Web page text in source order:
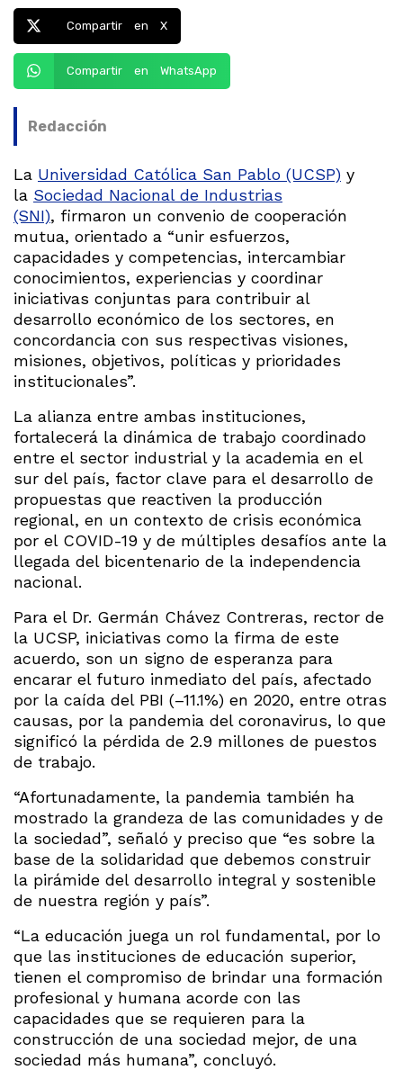
Compartir en X
Compartir en WhatsApp
Redacción
La Universidad Católica San Pablo (UCSP) y
la Sociedad Nacional de Industrias
(SNI), firmaron un convenio de cooperación
mutua, orientado a “unir esfuerzos,
capacidades y competencias, intercambiar
conocimientos, experiencias y coordinar
iniciativas conjuntas para contribuir al
desarrollo económico de los sectores, en
concordancia con sus respectivas visiones,
misiones, objetivos, políticas y prioridades
institucionales”.
La alianza entre ambas instituciones,
fortalecerá la dinámica de trabajo coordinado
entre el sector industrial y la academia en el
sur del país, factor clave para el desarrollo de
propuestas que reactiven la producción
regional, en un contexto de crisis económica
por el COVID-19 y de múltiples desafíos ante la
llegada del bicentenario de la independencia
nacional.
Para el Dr. Germán Chávez Contreras, rector de
la UCSP, iniciativas como la firma de este
acuerdo, son un signo de esperanza para
encarar el futuro inmediato del país, afectado
por la caída del PBI (–11.1%) en 2020, entre otras
causas, por la pandemia del coronavirus, lo que
significó la pérdida de 2.9 millones de puestos
de trabajo.
“Afortunadamente, la pandemia también ha
mostrado la grandeza de las comunidades y de
la sociedad”, señaló y preciso que “es sobre la
base de la solidaridad que debemos construir
la pirámide del desarrollo integral y sostenible
de nuestra región y país”.
“La educación juega un rol fundamental, por lo
que las instituciones de educación superior,
tienen el compromiso de brindar una formación
profesional y humana acorde con las
capacidades que se requieren para la
construcción de una sociedad mejor, de una
sociedad más humana”, concluyó.